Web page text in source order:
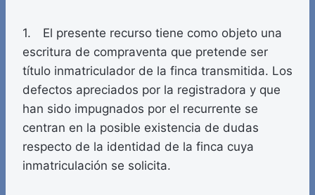
1. El presente recurso tiene como objeto una
escritura de compraventa que pretende ser
título inmatriculador de la finca transmitida. Los
defectos apreciados por la registradora y que
han sido impugnados por el recurrente se
centran en la posible existencia de dudas
respecto de la identidad de la finca cuya
inmatriculación se solicita.